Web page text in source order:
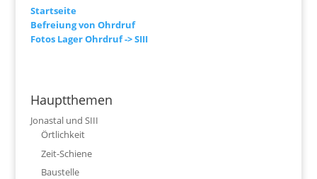
Startseite
Befreiung von Ohrdruf
Fotos Lager Ohrdruf -> SIII
Hauptthemen
Jonastal und SIII
Örtlichkeit
Zeit-Schiene
Baustelle